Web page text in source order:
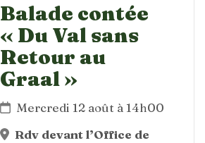
Balade contée
« Du Val sans
Retour au
Graal »
Mercredi 12 août à 14h00
Rdv devant l’Office de